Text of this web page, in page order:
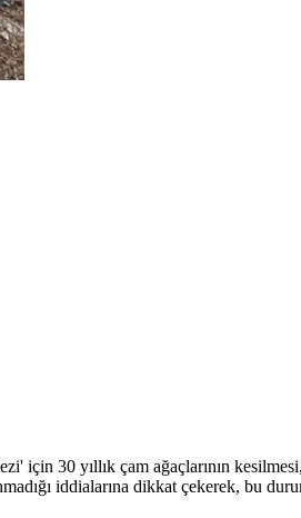
için 30 yıllık çam ağaçlarının
iddialarına dikkat çekerek, bu